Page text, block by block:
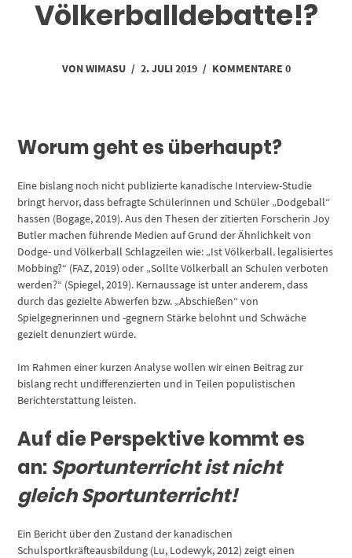
Völkerballdebatte!?
VONWIMASU / 2. JULI 2019 / KOMMENTARE 0
Worum geht es überhaupt?
Eine bislang noch nicht publizierte kanadische Interview-Studie
bringt hervor, dass befragte Schülerinnen und Schüler „Dodgeball“
hassen (Bogage, 2019). Aus den Thesen der zitierten Forscherin Joy
Butler machen führende Medien auf Grund der Ähnlichkeit von
Dodge- und Völkerball Schlagzeilen wie: „Ist Völkerball‚ legalisiertes
Mobbing?“ (FAZ, 2019) oder „Sollte Völkerball an Schulen verboten
werden?“ (Spiegel, 2019). Kernaussage ist unter anderem, dass
durch das gezielte Abwerfen bzw. „Abschießen“ von
Spielgegnerinnen und -gegnern Stärke belohnt und Schwäche
gezielt denunziert würde.
Im Rahmen einer kurzen Analyse wollen wir einen Beitrag zur
bislang recht undifferenzierten und in Teilen populistischen
Berichterstattung leisten.
Auf die Perspektive kommt es
an: Sportunterricht ist nicht
gleich Sportunterricht!
Ein Bericht über den Zustand der kanadischen
Schulsportkräfteausbildung (Lu, Lodewyk, 2012) zeigt einen